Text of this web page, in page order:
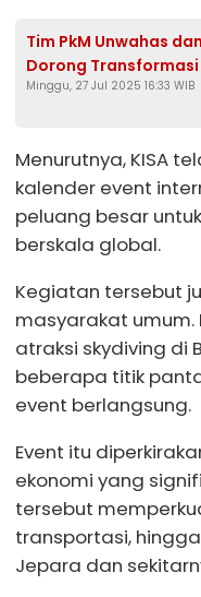
Tim PkM Unwahas
Dorong
Kawasan Wisata
Minggu, 27 Jul 2025 16:33 WIB
Menurutnya, KISA
kalender event
peluang besar
berskala global.
Kegiatan tersebut
masyarakat umum.
atraksi skydiving di
beberapa titik
event berlangsung.
Event itu
ekonomi yang
tersebut
transportasi,
Jepara dan